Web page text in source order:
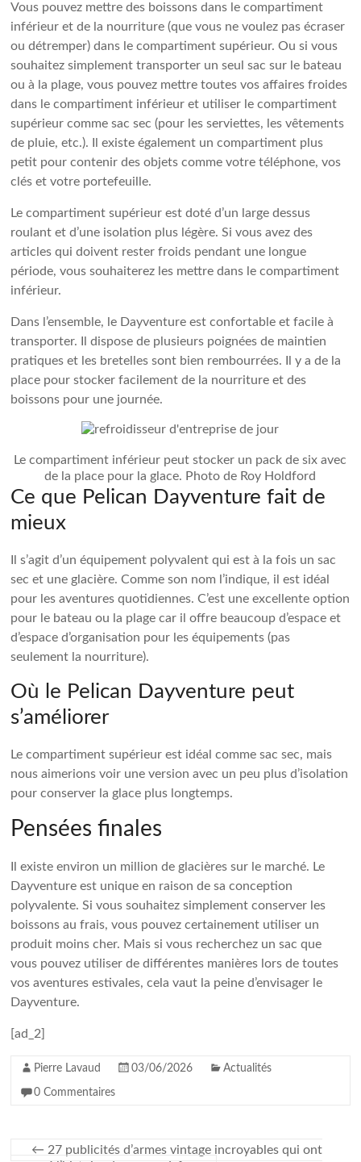
Vous pouvez mettre des boissons dans le compartiment
inférieur et de la nourriture (que vous ne voulez pas écraser
ou détremper) dans le compartiment supérieur. Ou si vous
souhaitez simplement transporter un seul sac sur le bateau
ou à la plage, vous pouvez mettre toutes vos affaires froides
dans le compartiment inférieur et utiliser le compartiment
supérieur comme sac sec (pour les serviettes, les vêtements
de pluie, etc.). Il existe également un compartiment plus
petit pour contenir des objets comme votre téléphone, vos
clés et votre portefeuille.
Le compartiment supérieur est doté d’un large dessus
roulant et d’une isolation plus légère. Si vous avez des
articles qui doivent rester froids pendant une longue
période, vous souhaiterez les mettre dans le compartiment
inférieur.
Dans l’ensemble, le Dayventure est confortable et facile à
transporter. Il dispose de plusieurs poignées de maintien
pratiques et les bretelles sont bien rembourrées. Il y a de la
place pour stocker facilement de la nourriture et des
boissons pour une journée.
Le compartiment inférieur peut stocker un pack de six avec
de la place pour la glace. Photo de Roy Holdford
Ce que Pelican Dayventure fait de
mieux
Il s’agit d’un équipement polyvalent qui est à la fois un sac
sec et une glacière. Comme son nom l’indique, il est idéal
pour les aventures quotidiennes. C’est une excellente option
pour le bateau ou la plage car il offre beaucoup d’espace et
d’espace d’organisation pour les équipements (pas
seulement la nourriture).
Où le Pelican Dayventure peut
s’améliorer
Le compartiment supérieur est idéal comme sac sec, mais
nous aimerions voir une version avec un peu plus d’isolation
pour conserver la glace plus longtemps.
Pensées finales
Il existe environ un million de glacières sur le marché. Le
Dayventure est unique en raison de sa conception
polyvalente. Si vous souhaitez simplement conserver les
boissons au frais, vous pouvez certainement utiliser un
produit moins cher. Mais si vous recherchez un sac que
vous pouvez utiliser de différentes manières lors de toutes
vos aventures estivales, cela vaut la peine d’envisager le
Dayventure.
[ad_2]
Pierre Lavaud 03/06/2026 Actualités
0 Commentaires
← 27 publicités d’armes vintage incroyables qui ont